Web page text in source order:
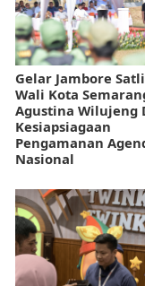
Gelar Jambore
Wali Kota
Agustina Wilujeng
Kesiapsiagaan
Pengamanan
Nasional